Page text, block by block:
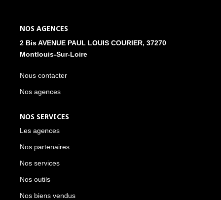
NOS AGENCES
2 Bis AVENUE PAUL LOUIS COURIER, 37270
Montlouis-Sur-Loire
Nous contacter
Nos agences
NOS SERVICES
Les agences
Nos partenaires
Nos services
Nos outils
Nos biens vendus